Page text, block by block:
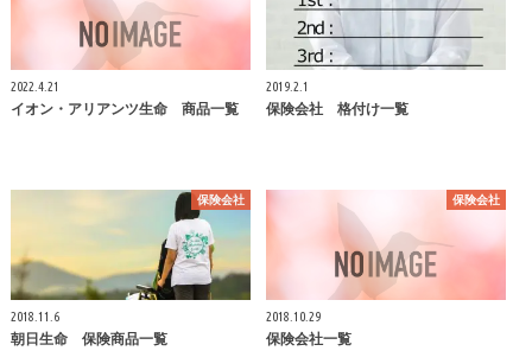
2022.4.21
イオン・アリアンツ生命 商品一覧
2019.2.1
保険会社 格付け一覧
保険会社
2018.11.6
朝日生命 保険商品一覧
保険会社
2018.10.29
保険会社一覧